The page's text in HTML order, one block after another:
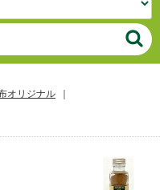
オリジナル